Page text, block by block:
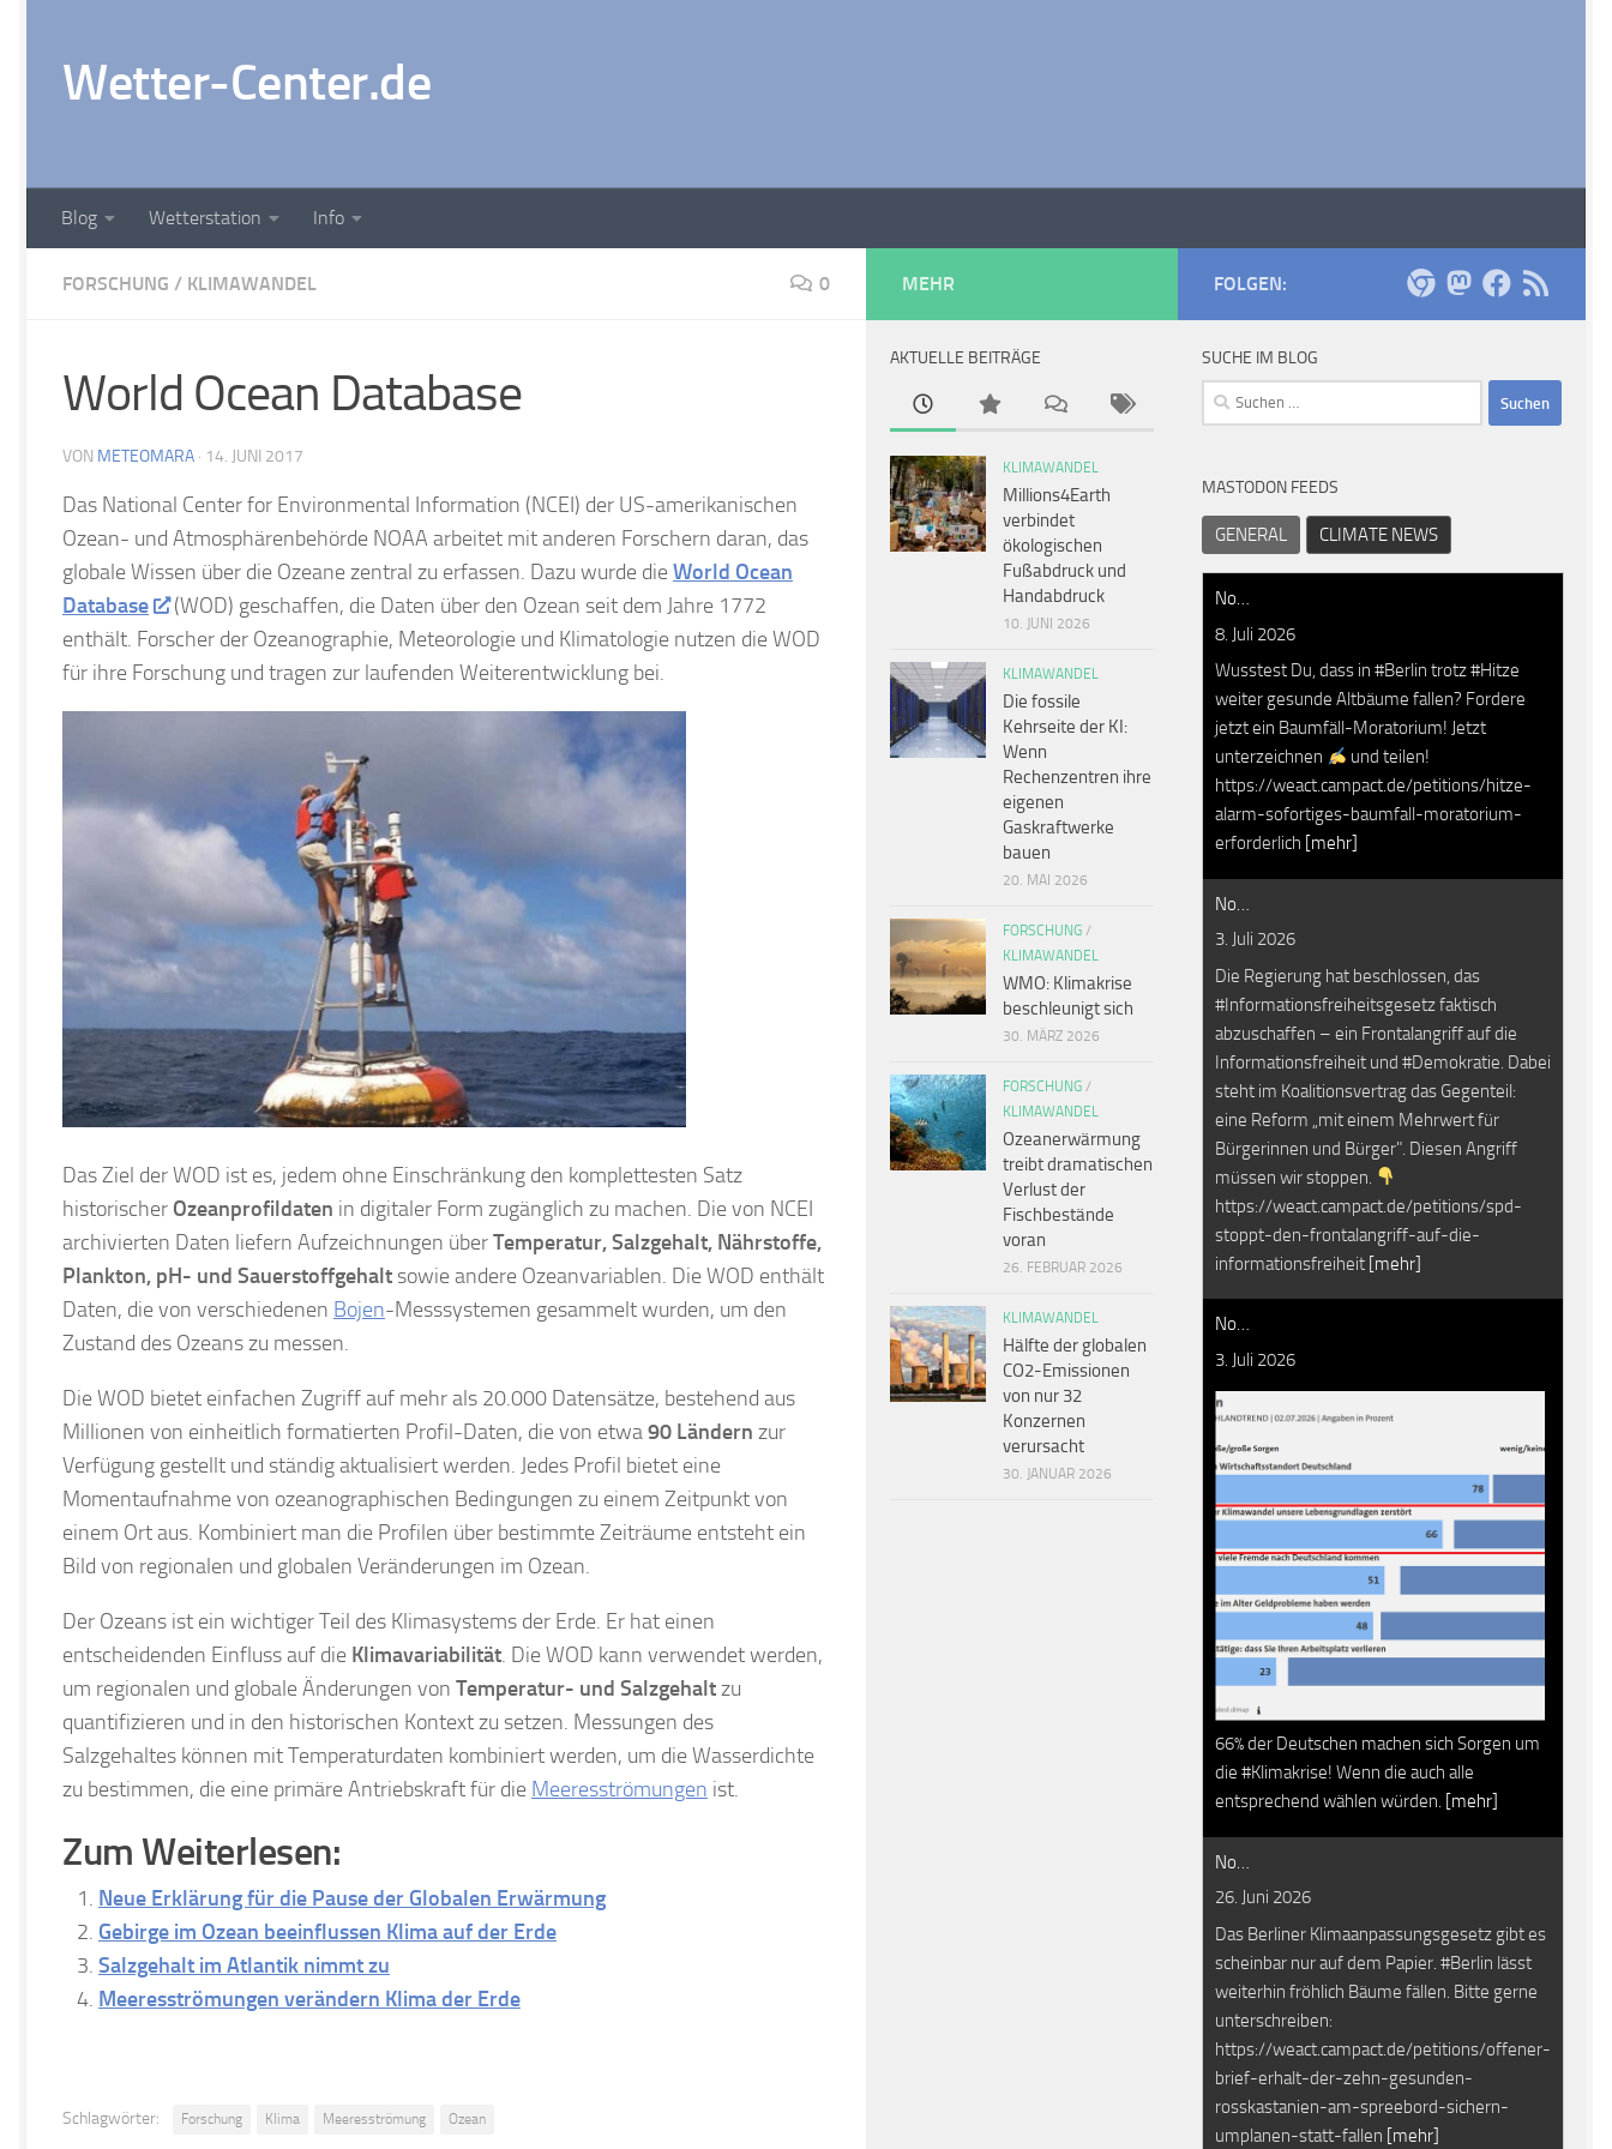
Wetter-Center.de
Blog Wetterstation Info
FORSCHUNG / KLIMAWANDEL 0
World Ocean Database
VON METEOMARA · 14. JUNI 2017
Das National Center for Environmental Information (NCEI) der US-amerikanischen
Ozean- und Atmosphärenbehörde NOAA arbeitet mit anderen Forschern daran, das
globale Wissen über die Ozeane zentral zu erfassen. Dazu wurde dieWorld Ocean
Database
(WOD) geschaffen, die Daten über den Ozean seit dem Jahre 1772
enthält. Forscher der Ozeanographie, Meteorologie und Klimatologie nutzen die WOD
für ihre Forschung und tragen zur laufenden Weiterentwicklung bei.
Das Ziel der WOD ist es, jedem ohne Einschränkung den komplettesten Satz
historischer Ozeanprofildaten in digitaler Form zugänglich zu machen. Die von NCEI
archivierten Daten liefern Aufzeichnungen überTemperatur, Salzgehalt, Nährstoffe,
Plankton, pH- und Sauerstoffgehalt sowie andere Ozeanvariablen. Die WOD enthält
Daten, die von verschiedenen Bojen-Messsystemen gesammelt wurden, um den
Zustand des Ozeans zu messen.
Die WOD bietet einfachen Zugriff auf mehr als 20.000 Datensätze, bestehend aus
Millionen von einheitlich formatierten Profil-Daten, die von etwa90 Ländern zur
Verfügung gestellt und ständig aktualisiert werden. Jedes Profil bietet eine
Momentaufnahme von ozeanographischen Bedingungen zu einem Zeitpunkt von
einem Ort aus. Kombiniert man die Profilen über bestimmte Zeiträume entsteht ein
Bild von regionalen und globalen Veränderungen im Ozean.
Der Ozeans ist ein wichtiger Teil des Klimasystems der Erde. Er hat einen
entscheidenden Einfluss auf die Klimavariabilität. Die WOD kann verwendet werden,
um regionalen und globale Änderungen von Temperatur- und Salzgehaltzu
quantifizieren und in den historischen Kontext zu setzen. Messungen des
Salzgehaltes können mit Temperaturdaten kombiniert werden, um die Wasserdichte
zu bestimmen, die eine primäre Antriebskraft für die Meeresströmungen ist.
Zum Weiterlesen:
Neue Erklärung für die Pause der Globalen Erwärmung
Gebirge im Ozean beeinflussen Klima auf der Erde
Salzgehalt im Atlantik nimmt zu
Meeresströmungen verändern Klima der Erde
Schlagwörter: Forschung Klima Meeresströmung Ozean
FOLGEN:
SUCHE IM BLOG
Suchen
nach:
MASTODON FEEDS
GENERAL CLIMATE NEWS
No…
8. Juli 2026
Wusstest Du, dass in #Berlin trotz #Hitze
weiter gesunde Altbäume fallen? Fordere
jetzt ein Baumfäll-Moratorium! Jetzt
unterzeichnen
und teilen!
https://weact.campact.de/petitions/hitze-
alarm-sofortiges-baumfall-moratorium-
erforderlich [mehr]
No…
3. Juli 2026
Die Regierung hat beschlossen, das
#Informationsfreiheitsgesetz faktisch
abzuschaffen – ein Frontalangriff auf die
Informationsfreiheit und #Demokratie. Dabei
steht im Koalitionsvertrag das Gegenteil:
eine Reform „mit einem Mehrwert für
Bürgerinnen und Bürger". Diesen Angriff
müssen wir stoppen.
https://weact.campact.de/petitions/spd-
stoppt-den-frontalangriff-auf-die-
informationsfreiheit [mehr]
No…
3. Juli 2026
66% der Deutschen machen sich Sorgen um
die #Klimakrise! Wenn die auch alle
entsprechend wählen würden. [mehr]
No…
26. Juni 2026
Das Berliner Klimaanpassungsgesetz gibt es
scheinbar nur auf dem Papier. #Berlin lässt
weiterhin fröhlich Bäume fällen. Bitte gerne
unterschreiben:
https://weact.campact.de/petitions/offener-
brief-erhalt-der-zehn-gesunden-
rosskastanien-am-spreebord-sichern-
umplanen-statt-fallen [mehr]
MEHR
AKTUELLE BEITRÄGE
KLIMAWANDEL
Millions4Earth
verbindet
ökologischen
Fußabdruck und
Handabdruck
10. JUNI 2026
KLIMAWANDEL
Die fossile
Kehrseite der KI:
Wenn
Rechenzentren ihre
eigenen
Gaskraftwerke
bauen
20. MAI 2026
FORSCHUNG /
KLIMAWANDEL
WMO: Klimakrise
beschleunigt sich
30. MÄRZ 2026
FORSCHUNG /
KLIMAWANDEL
Ozeanerwärmung
treibt dramatischen
Verlust der
Fischbestände
voran
26. FEBRUAR 2026
KLIMAWANDEL
Hälfte der globalen
CO2-Emissionen
von nur 32
Konzernen
verursacht
30. JANUAR 2026